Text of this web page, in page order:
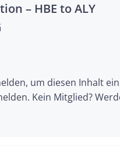
– HBE to ALY
um diesen Inhalt
Kein Mitglied?